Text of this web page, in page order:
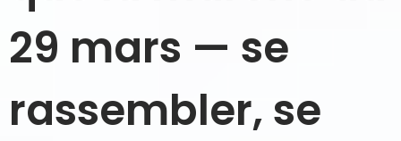
29 mars — se
rassembler, se